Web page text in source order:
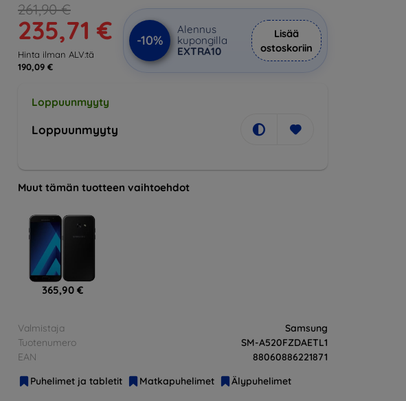
261,90 €
235,71 €
Hinta ilman ALV:tä
190,09 €
-10%
Alennus
kupongilla
EXTRA10
Lisää
ostoskoriin
Loppuunmyyty
Loppuunmyyty
Muut tämän tuotteen vaihtoehdot
365,90 €
Valmistaja
Samsung
Tuotenumero
SM-A520FZDAETL1
EAN
88060886221871
Puhelimet ja tabletit
Matkapuhelimet Älypuhelimet